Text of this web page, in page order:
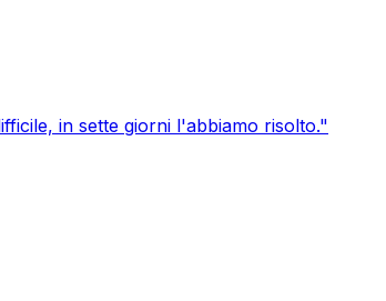
in sette giorni l'abbiamo risolto."